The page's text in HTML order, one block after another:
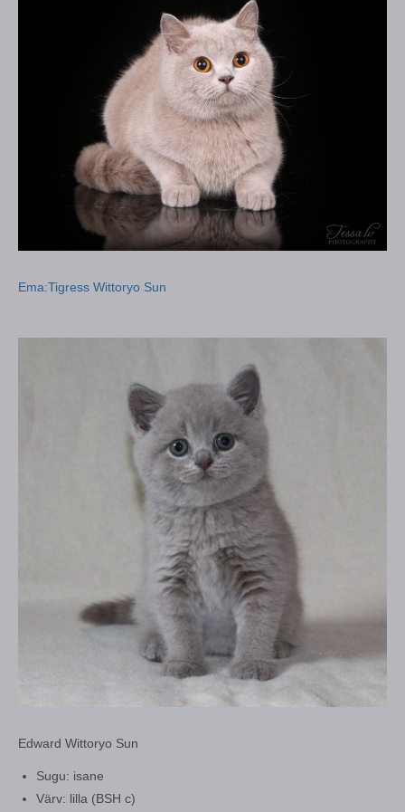
Ema:Tigress Wittoryo Sun
Edward Wittoryo Sun
Sugu: isane
Värv: lilla (BSH c)